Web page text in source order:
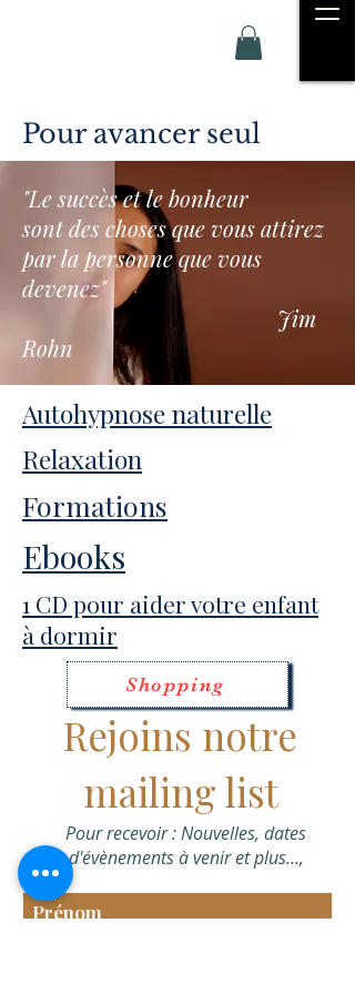
Pour avancer seul
"Le succès et le bonheur
sont des choses que vous attirez
par la personne que vous
devenez"
Jim
Rohn
Autohypnose naturelle
Relaxation
Formations
Ebooks
1 CD pour aider votre enfant
à dormir
Shopping
Rejoins notre
mailing list
Pour recevoir : Nouvelles, dates
d'évènements à venir et plus...,